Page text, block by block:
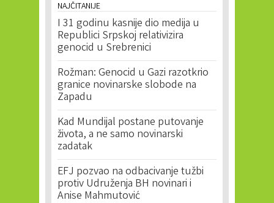
NAJČITANIJE
I 31 godinu kasnije dio medija u
Republici Srpskoj relativizira
genocid u Srebrenici
Rožman: Genocid u Gazi razotkrio
granice novinarske slobode na
Zapadu
Kad Mundijal postane putovanje
života, a ne samo novinarski
zadatak
EFJ pozvao na odbacivanje tužbi
protiv Udruženja BH novinari i
Anise Mahmutović